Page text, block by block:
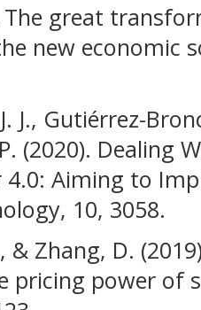
The great
new economic
J., Gutiérrez-
(2020). Dealing
Aiming to
10, 3058.
& Zhang, D.
pricing power of